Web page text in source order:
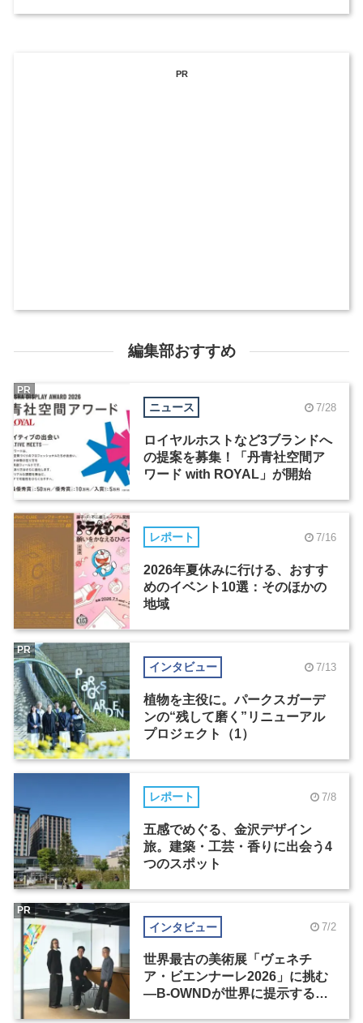
PR
編集部おすすめ
ニュース 7/28
ロイヤルホストなど3ブランドへ
の提案を募集！「丹青社空間ア
ワード with ROYAL」が開始
PR
レポート 7/16
2026年夏休みに行ける、おすす
めのイベント10選：そのほかの
地域
インタビュー 7/13
植物を主役に。パークスガーデ
ンの“残して磨く”リニューアル
プロジェクト（1）
PR
レポート 7/8
五感でめぐる、金沢デザイン
旅。建築・工芸・香りに出会う4
つのスポット
インタビュー 7/2
世界最古の美術展「ヴェネチ
ア・ビエンナーレ2026」に挑む
―B-OWNDが世界に提示する美
PR